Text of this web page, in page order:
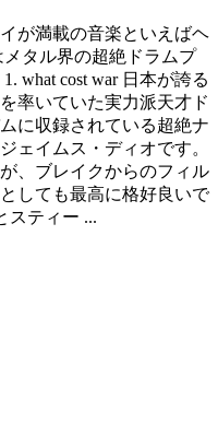
が満載の音楽といえばヘ
タル界の超絶ドラムプ
what cost war 日本が誇る
率いていた実力派天才ド
に収録されている超絶ナ
ェイムス・ディオです。
、ブレイクからのフィル
しても最高に格好良いで
スティー ...